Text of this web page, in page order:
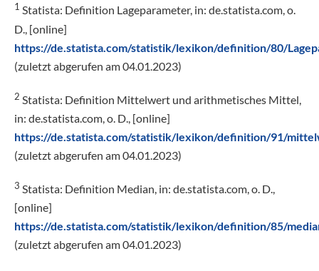
1 Statista: Definition Lageparameter, in: de.statista.com, o.
D., [online]
https://de.statista.com/statistik/lexikon/definition/80/
(zuletzt abgerufen am 04.01.2023)
2 Statista: Definition Mittelwert und arithmetisches Mittel,
in: de.statista.com, o. D., [online]
https://de.statista.com/statistik/lexikon/definition/91/
(zuletzt abgerufen am 04.01.2023)
3 Statista: Definition Median, in: de.statista.com, o. D.,
[online]
https://de.statista.com/statistik/lexikon/definition/85/
(zuletzt abgerufen am 04.01.2023)